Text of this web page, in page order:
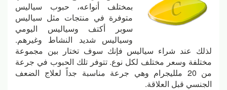
بمختلف أنواعه، حبوب سياليس
متوفرة في منتجات مثل سياليس
سوبر أكتف وسياليس اليومي
وسياليس شديد النشاط وغيرهم.
لذلك عند شراء سياليس فإنك سوف تختار بين مجموعة
مختلفة وسعر مختلف لكل نوع. تتوفر تلك الحبوب في جرعة
من 20 ملليجرام وهي جرعة مناسبة جداً لعلاج الضعف
الجنسي قبل العلاقة.